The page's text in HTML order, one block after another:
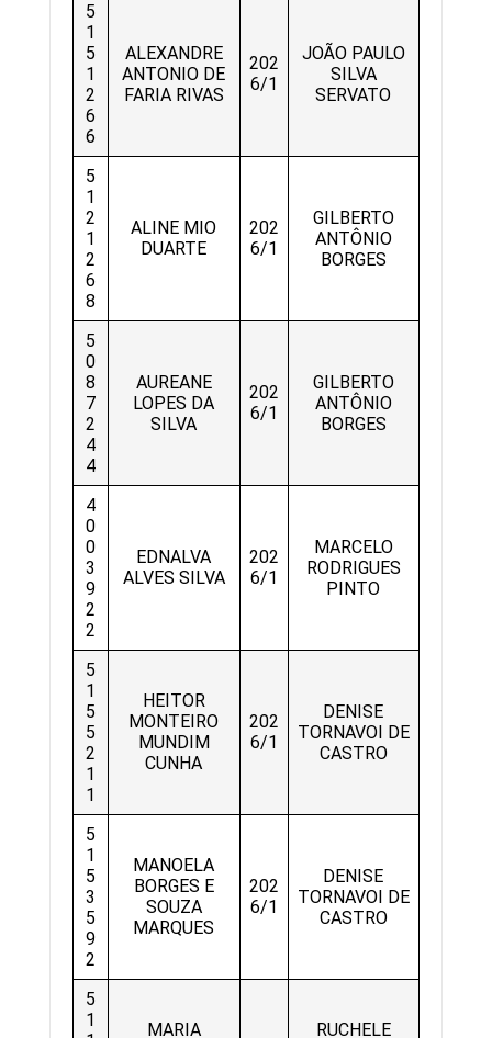
5
1
5
1
2
6
6
ALEXANDRE
ANTONIO DE
FARIA RIVAS
202
6/1
JOÃO PAULO
SILVA
SERVATO
5
1
2
1
2
6
8
ALINE MIO
DUARTE
202
6/1
GILBERTO
ANTÔNIO
BORGES
5
0
8
7
2
4
4
AUREANE
LOPES DA
SILVA
202
6/1
GILBERTO
ANTÔNIO
BORGES
4
0
0
3
9
2
2
EDNALVA
ALVES SILVA
202
6/1
MARCELO
RODRIGUES
PINTO
5
1
5
5
2
1
1
HEITOR
MONTEIRO
MUNDIM
CUNHA
202
6/1
DENISE
TORNAVOI DE
CASTRO
5
1
5
3
5
9
2
MANOELA
BORGES E
SOUZA
MARQUES
202
6/1
DENISE
TORNAVOI DE
CASTRO
5
1
MARIA
RUCHELE